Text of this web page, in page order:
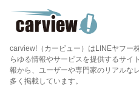
carview!（カービュー）はLINEヤフー
らゆる情報やサービスを提供するサイ
報から、ユーザーや専門家のリアルな
多く掲載しています。